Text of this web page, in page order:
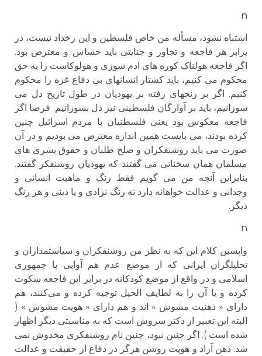
n
اشتباه نشود، مسأله من خاص فلسطین و این رخداد نیست، در
برابر هر فاجعه و تجاوز و جنایتی باید حساس و معترض بود.
اگر فاجعه هولناک کوره های ادم سوزی و هولوکاست را به حق
محکوم می کنیم، باید کشتار انسانهای بی دفاع غزه را محکوم
کنیم. اگر بر رنجهای رفته بر یهودیان در طول تاریخ دل می
سوزانیم، باید بر آوارگان فلسطینی نیز دل بسوزانیم. فرضا اگر
فاجعه معکوس بود یعنی فلسطنیان با مردم اسرائیل چنین
کرده بودند، می بایست همین اندازه معترض می بودیم و در آن
صورت می باید روشنفکران و صلح طلبان و حقوق بشری های
مسلمان همان سخنانی می گفتند که یهودیان روشنفکر گفتند.
بنابراین آنچه من می گویم فقط رنگ و ماهیت انسانی و
وجدانی و عدالت خواهانه دارد نه رنگ نژادی و یا دینی و هر رنگ
دیگر.
n
واپسین کلام این که به نظر من روشنفکران و سیاستمداران و
تحلیلگران ایرانی که از موضع عدم هم آوایی با جمهوری
اسلامی و در واقع از موضع کودکانه در برابر این فاجعه سکوت
کرده و یا آن را به لطایف الحیل توجیه کرده و می‌کنند، هم
دارای « ذهنیت مشوش » اند و هم دارای « هویت مشوش » (
البته این تعبیر از دکتر سروش است که به مناسبتی دیگر اظهار
شده است ). اگر چنین نبود، چنین نام روشنفکری مخدوش نمی
شد. ذهن آزاد و هویت روشن هرگز در دفاع از حقیقت و عدالت